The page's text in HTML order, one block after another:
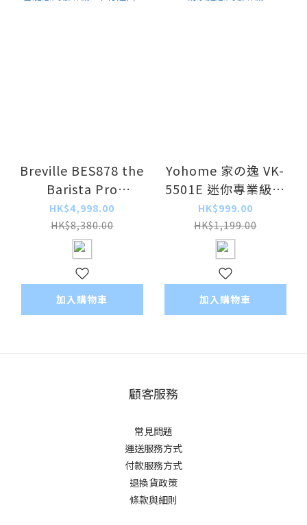
Breville BES878 the
Barista Pro
Espresso Coffee
Machine 智能意式咖
啡機 <平行進口>
HK$4,998.00
HK$8,380.00
加入購物車
Yohome 家の逸 VK-
5501E 迷你專業級現
磨鮮萃奶泡3合1半自
動家庭意式咖啡機
HK$999.00
HK$1,199.00
加入購物車
顧客服務
常見問題
運送服務方式
付款服務方式
退換貨政策
條款與細則